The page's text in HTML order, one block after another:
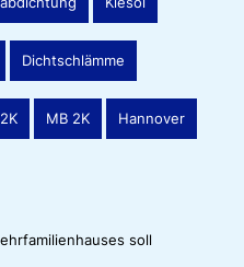
Dichtschlämme
MB 2K Hannover
soll